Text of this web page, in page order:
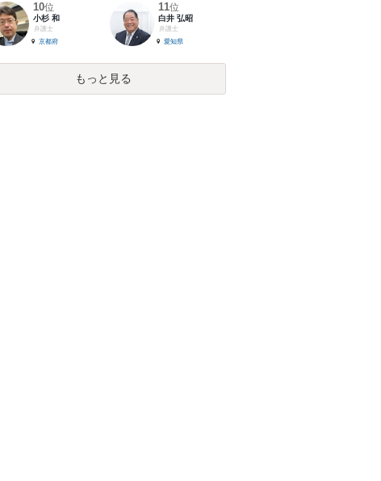
10位
小杉 和
弁護士
京都府
11位
白井 弘昭
弁護士
愛知県
もっと見る